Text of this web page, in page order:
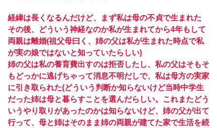
経緯は長くなるんだけど、まず私は母の不貞で生まれた
その後、どういう神経なのか私が生まれてから4年もして
両親は離婚(祖父母曰く、姉の父は私が生まれた時点で私
が実の娘ではないと知っていたらしい)
姉の父は私の養育費出すのは拒否したし、私の父はそもそ
もどっかに逃げちゃって消息不明だしで、私は母方の実家
に引き取られた(どういう判断か知らないけど当時中学生
だった姉は母と暮らすことを選んだらしい。これまたどう
いうやり取りがあったのかは知らないけど、姉の父が出て
行って、母と姉はそのまま姉の両親が建てた家で生活を続